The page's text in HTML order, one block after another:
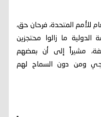
للأمم المتحدة، فرحان حق،
ما زالوا محتجزين
مشيراً إلى أن بعضهم
ومن دون السماح لهم